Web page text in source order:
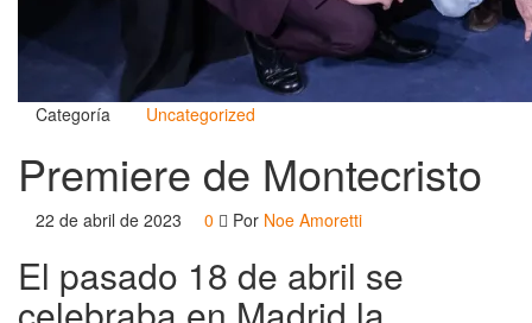
Categoría Uncategorized
Premiere de Montecristo
22 de abril de 2023 0 Por Noe Amoretti
El pasado 18 de abril se